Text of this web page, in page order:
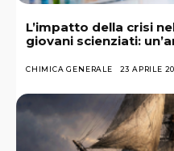
L’impatto della crisi
giovani scienziati:
CHIMICA GENERALE 23 APRILE